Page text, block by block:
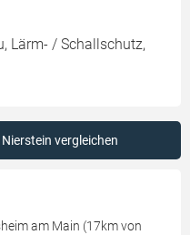
Lärm- / Schallschutz,
vergleichen
am Main (17km von